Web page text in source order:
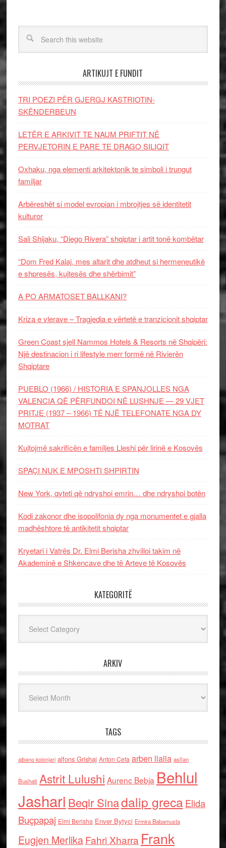
ARTIKUJT E FUNDIT
TRI POEZI PËR GJERGJ KASTRIOTIN-
SKËNDERBEUN
LETËR E ARKIVIT TE NAUM PRIFTIT NË
PERVJETORIN E PARE TE DRAGO SILIQIT
Oxhaku, nga elementi arkitektonik te simboli i trungut
familjar
Arbëreshët si model evropian i mbrojtjes së identitetit
kulturor
Sali Shijaku, “Diego Rivera” shqiptar i artit tonë kombëtar
“Dom Fred Kalaj, mes altarit dhe atdheut si hermeneutikë
e shpresës, kujtesës dhe shërbimit”
A PO ARMATOSET BALLKANI?
Kriza e vlerave – Tragjedia e vërtetë e tranzicionit shqiptar
Green Coast sjell Nammos Hotels & Resorts në Shqipëri:
Një destinacion i ri lifestyle merr formë në Rivierën
Shqiptare
PUEBLO (1966) / HISTORIA E SPANJOLLES NGA
VALENCIA QË PËRFUNDOI NË LUSHNJE — 29 VJET
PRITJE (1937 – 1966) TË NJË TELEFONATE NGA DY
MOTRAT
Kujtojmë sakrificën e familjes Lleshi për lirinë e Kosovës
SPAÇI NUK E MPOSHTI SHPIRTIN
New York, qyteti që ndryshoi emrin… dhe ndryshoi botën
Kodi zakonor dhe isopolifonia dy nga monumentet e gjalla
madhështore të antikitetit shqiptar
Kryetari i Vatrës Dr. Elmi Berisha zhvilloi takim në
Akademinë e Shkencave dhe të Arteve të Kosovës
KATEGORITË
ARKIV
TAGS
albano kolonjari alfons Grishaj Anton Cefa arben llalla asllan
Bushati Astrit Lulushi Aurenc Bebja Behlul
Jashari Beqir Sinadalip grecaElida
Buçpapaj Elmi Berisha Enver Bytyci Ermira Babamusta
Eugjen MerlikaFahri Xharra Frank